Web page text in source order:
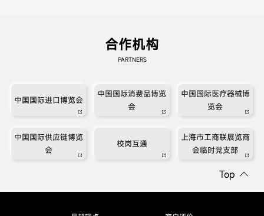
合作机构
PARTNERS
中国国际进口博览会
中国国际消费品博览
会
中国国际医疗器械博
览会
中国国际供应链博览
会
校岗互通
上海市工商联展览商
会临时党支部
Top